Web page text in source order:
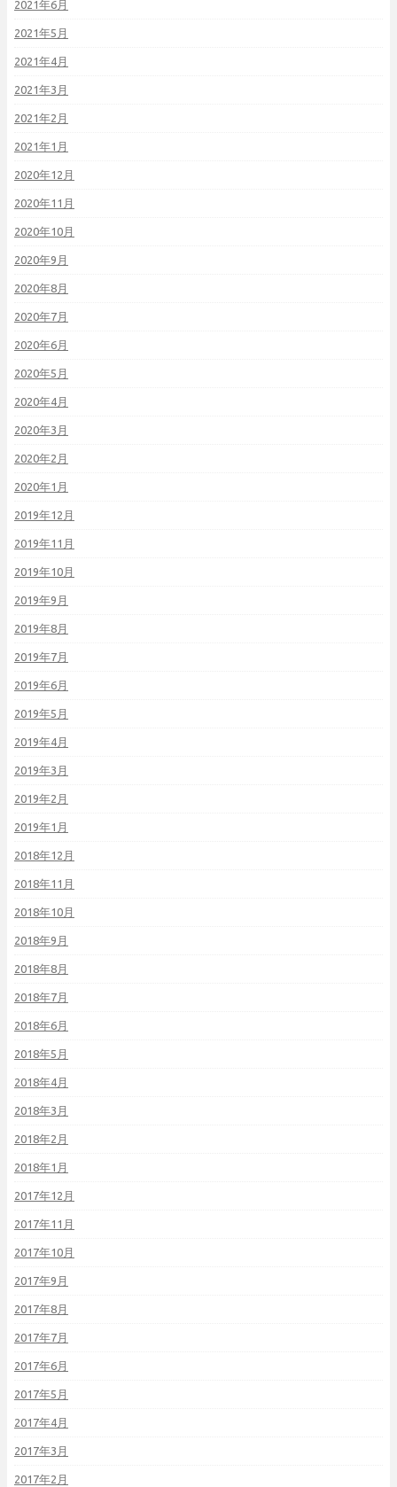
2021年6月
2021年5月
2021年4月
2021年3月
2021年2月
2021年1月
2020年12月
2020年11月
2020年10月
2020年9月
2020年8月
2020年7月
2020年6月
2020年5月
2020年4月
2020年3月
2020年2月
2020年1月
2019年12月
2019年11月
2019年10月
2019年9月
2019年8月
2019年7月
2019年6月
2019年5月
2019年4月
2019年3月
2019年2月
2019年1月
2018年12月
2018年11月
2018年10月
2018年9月
2018年8月
2018年7月
2018年6月
2018年5月
2018年4月
2018年3月
2018年2月
2018年1月
2017年12月
2017年11月
2017年10月
2017年9月
2017年8月
2017年7月
2017年6月
2017年5月
2017年4月
2017年3月
2017年2月